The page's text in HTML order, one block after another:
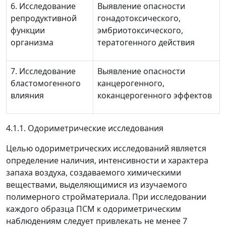
6. Исследование
репродуктивной
функции
организма
Выявление опасности
гонадотоксического,
эмбриотоксического,
тератогенного действия
7. Исследование
бластомогенного
влияния
Выявление опасности
канцерогенного,
коканцерогенного эффектов
4.1.1. Одориметрические исследования
Целью одориметрических исследований является
определение наличия, интенсивности и характера
запаха воздуха, создаваемого химическими
веществами, выделяющимися из изучаемого
полимерного стройматериала. При исследовании
каждого образца ПСМ к одориметрическим
наблюдениям следует привлекать не менее 7